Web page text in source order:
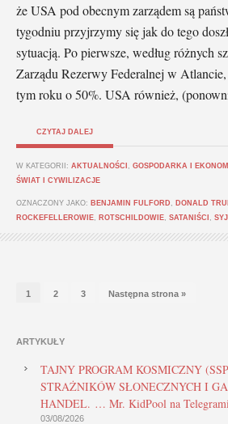
że USA pod obecnym zarządem są
tygodniu przyjrzymy się jak do tego
sytuacją. Po pierwsze, według różnych
Zarządu Rezerwy Federalnej w
tym roku o 50%. USA również,
CZYTAJ DALEJ
W KATEGORII: AKTUALNOŚCI GOSPODARKA I
ŚWIAT I CYWILIZACJE
OZNACZONY JAKO: BENJAMIN FULFORD DONALD
ROCKEFELLEROWIE
ROTSCHILDOWIE SATANIŚCI
1 2 3 Następna strona »
ARTYKUŁY
TAJNY PROGRAM KOSMICZNY
STRAŻNIKÓW SŁONECZNYCH I
HANDEL. … Mr. KidPool na
03/08/2026